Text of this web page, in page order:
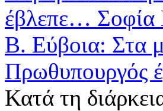
Β. Εύβοια: Στα
Πρωθυπουργός
Κατά τη